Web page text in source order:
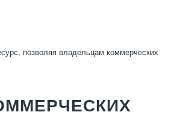
позволяя владельцам коммерческих